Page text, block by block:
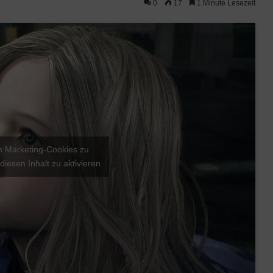
0 17 1 Minute Lesezeit
Marketing-Cookies zu
Inhalt zu aktivieren